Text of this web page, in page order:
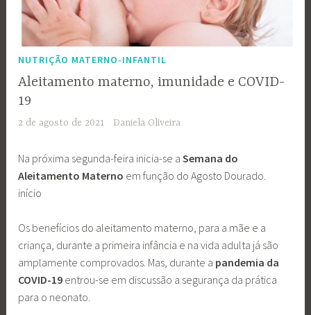
NUTRIÇÃO MATERNO-INFANTIL
Aleitamento materno, imunidade e COVID-
19
2 de agosto de 2021 Daniela Oliveira
Na próxima segunda-feira inicia-se aSemana do
Aleitamento Materno em função do Agosto Dourado.
início
Os benefícios do aleitamento materno, para a mãe e a
criança, durante a primeira infância e na vida adulta já são
amplamente comprovados. Mas, durante a pandemia da
COVID-19 entrou-se em discussão a segurança da prática
para o neonato.